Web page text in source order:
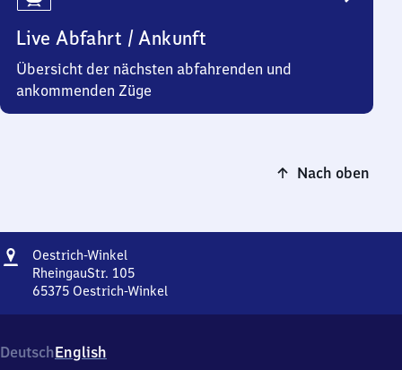
Live Abfahrt / Ankunft
Übersicht der nächsten abfahrenden und
ankommenden Züge
Nach oben
Adresse
Oestrich-Winkel
Winkel
RheingauStr. 105
65375 Oestrich-Winkel
RheingauStr.
105,
DeutschEnglish